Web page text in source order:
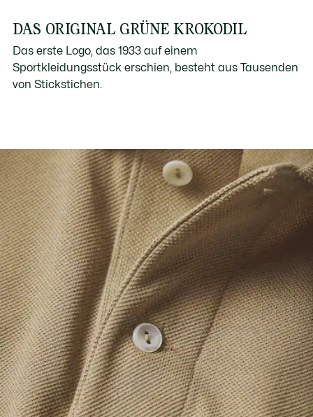
DAS ORIGINAL GRÜNE KROKODIL
Das erste Logo, das 1933 auf einem
Sportkleidungsstück erschien, besteht aus Tausenden
von Stickstichen.